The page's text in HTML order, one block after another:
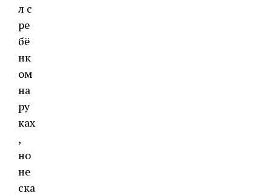
л с
ре
бё
нк
ом
на
ру
ках
,
но
не
ска